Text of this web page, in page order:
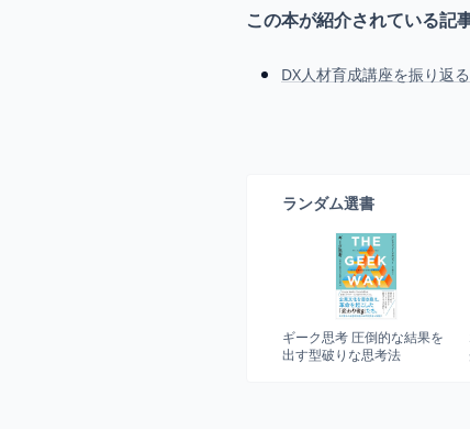
この本が紹介されている記
DX人材育成講座を振り返
ランダム選書
ギーク思考 圧倒的な結果を
出す型破りな思考法